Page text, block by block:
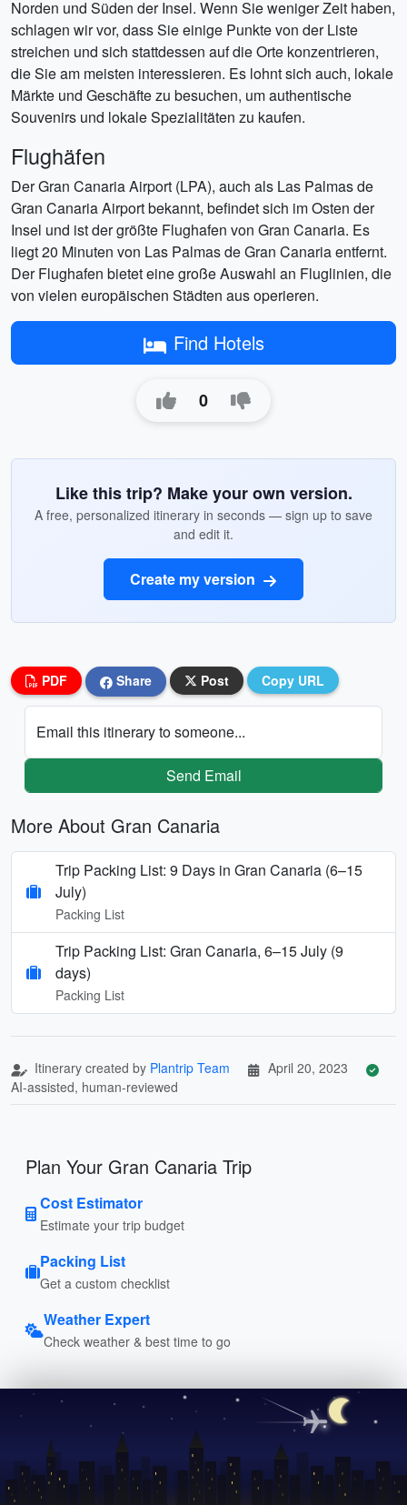
Norden und Süden der Insel. Wenn Sie weniger Zeit haben,
schlagen wir vor, dass Sie einige Punkte von der Liste
streichen und sich stattdessen auf die Orte konzentrieren,
die Sie am meisten interessieren. Es lohnt sich auch, lokale
Märkte und Geschäfte zu besuchen, um authentische
Souvenirs und lokale Spezialitäten zu kaufen.
Flughäfen
Der Gran Canaria Airport (LPA), auch als Las Palmas de
Gran Canaria Airport bekannt, befindet sich im Osten der
Insel und ist der größte Flughafen von Gran Canaria. Es
liegt 20 Minuten von Las Palmas de Gran Canaria entfernt.
Der Flughafen bietet eine große Auswahl an Fluglinien, die
von vielen europäischen Städten aus operieren.
Find Hotels
0
Like this trip? Make your own version.
A free, personalized itinerary in seconds — sign up to save
and edit it.
Create my version
PDF Share Post Copy URL
Email this itinerary to someone...
Send Email
More About Gran Canaria
Trip Packing List: 9 Days in Gran Canaria (6–15
July)
Packing List
Trip Packing List: Gran Canaria, 6–15 July (9
days)
Packing List
Itinerary created by Plantrip Team
April 20, 2023
AI-assisted, human-reviewed
Plan Your Gran Canaria Trip
Cost Estimator
Estimate your trip budget
Packing List
Get a custom checklist
Weather Expert
Check weather & best time to go